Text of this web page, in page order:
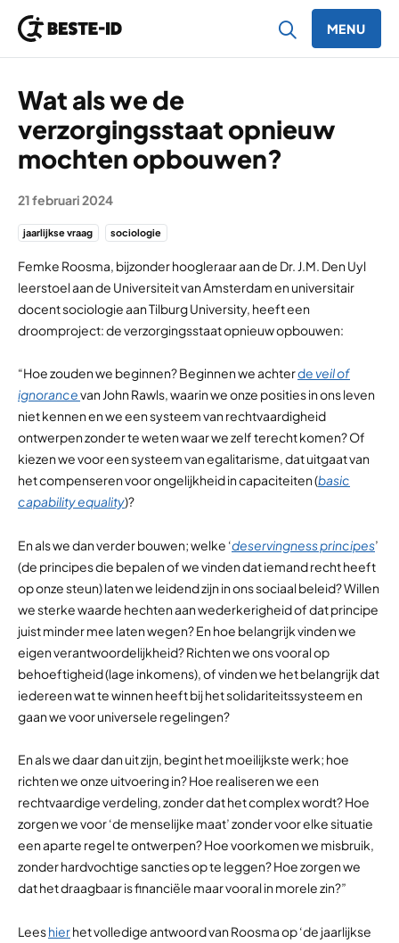
MENU
Wat als we de
verzorgingsstaat opnieuw
mochten opbouwen?
21 februari 2024
jaarlijkse vraag sociologie
Femke Roosma, bijzonder hoogleraar aan de Dr. J.M. Den Uyl
leerstoel aan de Universiteit van Amsterdam en universitair
docent sociologie aan Tilburg University, heeft een
droomproject: de verzorgingsstaat opnieuw opbouwen:
“Hoe zouden we beginnen? Beginnen we achterdeveil of
ignorancevan John Rawls, waarin we onze posities in ons leven
niet kennen en we een systeem van rechtvaardigheid
ontwerpen zonder te weten waar we zelf terecht komen? Of
kiezen we voor een systeem van egalitarisme, dat uitgaat van
het compenseren voor ongelijkheid in capaciteiten (basic
capability equality)?
En als we dan verder bouwen; welke ‘deservingness principes’
(de principes die bepalen of we vinden dat iemand recht heeft
op onze steun) laten we leidend zijn in ons sociaal beleid? Willen
we sterke waarde hechten aan wederkerigheid of dat principe
juist minder mee laten wegen? En hoe belangrijk vinden we
eigen verantwoordelijkheid? Richten we ons vooral op
behoeftigheid (lage inkomens), of vinden we het belangrijk dat
iedereen wat te winnen heeft bij het solidariteitssysteem en
gaan we voor universele regelingen?
En als we daar dan uit zijn, begint het moeilijkste werk; hoe
richten we onze uitvoering in? Hoe realiseren we een
rechtvaardige verdeling, zonder dat het complex wordt? Hoe
zorgen we voor ‘de menselijke maat’ zonder voor elke situatie
een aparte regel te ontwerpen? Hoe voorkomen we misbruik,
zonder hardvochtige sancties op te leggen? Hoe zorgen we
dat het draagbaar is financiële maar vooral in morele zin?”
Leeshierhet volledige antwoord van Roosma op ‘de jaarlijkse